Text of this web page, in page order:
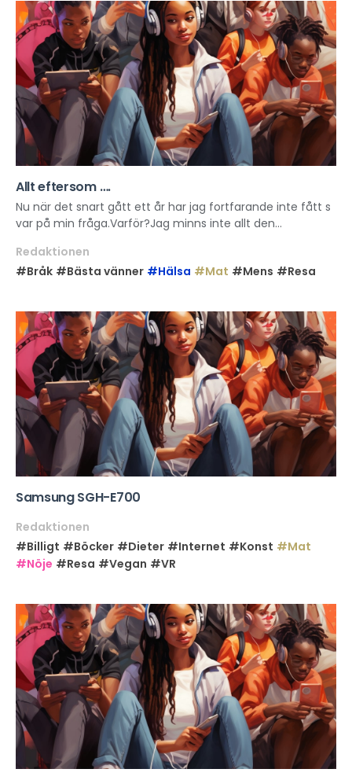
Allt eftersom ….
Nu när det snart gått ett år har jag fortfarande inte fått s
var på min fråga.Varför?Jag minns inte allt den...
Redaktionen
#Bråk #Bästa vänner #Hälsa #Mat #Mens #Resa
Samsung SGH-E700
Redaktionen
#Billigt #Böcker #Dieter #Internet #Konst #Mat
#Nöje #Resa #Vegan #VR